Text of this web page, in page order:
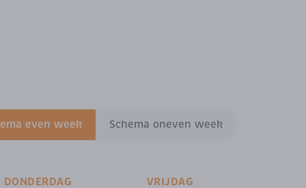
even week Schema oneven week
DONDERDAG VRIJDAG